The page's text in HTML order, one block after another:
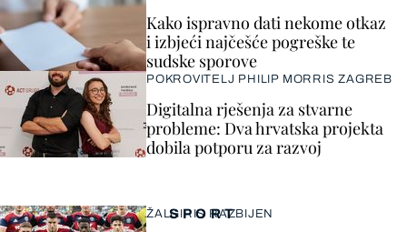
SPORT
ŽALGIRIS RAZBIJEN
Kako ispravno dati nekome otkaz
i izbjeći najčešće pogreške te
sudske sporove
POKROVITELJ PHILIP MORRIS ZAGREB
Digitalna rješenja za stvarne
probleme: Dva hrvatska projekta
dobila potporu za razvoj